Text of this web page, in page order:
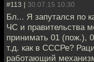
#113 | 30.07.15 10:30
Бл... Я запутался по
ЧС и правительства
принимать 01 (пож.),
т.д. как в СССРе?
работающий